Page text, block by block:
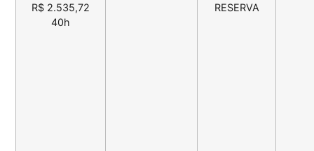
R$ 2.535,72
40h
RESERVA